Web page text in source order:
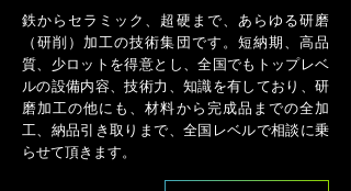
鉄からセラミック、超硬まで、あらゆる研磨
（研削）加工の技術集団です。短納期、高品
質、少ロットを得意とし、全国でもトップレベ
ルの設備内容、技術力、知識を有しており、研
磨加工の他にも、材料から完成品までの全加
工、納品引き取りまで、全国レベルで相談に乗
らせて頂きます。